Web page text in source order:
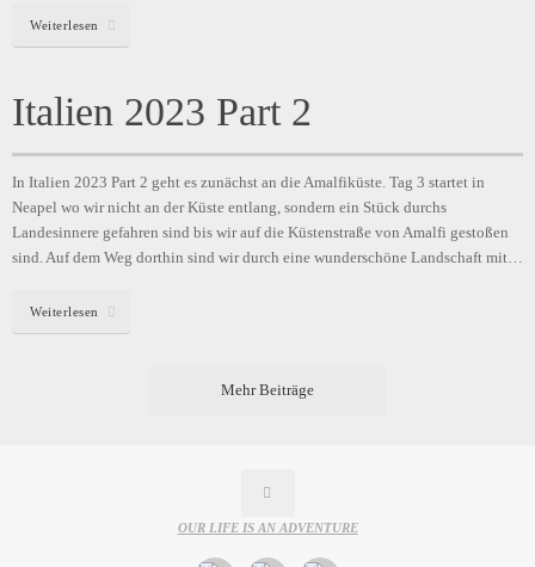
Weiterlesen
Italien 2023 Part 2
In Italien 2023 Part 2 geht es zunächst an die Amalfiküste. Tag 3 startet in
Neapel wo wir nicht an der Küste entlang, sondern ein Stück durchs
Landesinnere gefahren sind bis wir auf die Küstenstraße von Amalfi gestoßen
sind. Auf dem Weg dorthin sind wir durch eine wunderschöne Landschaft mit…
Weiterlesen
Mehr Beiträge
OUR LIFE IS AN ADVENTURE